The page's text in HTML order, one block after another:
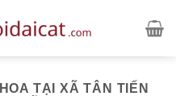
TẠI XÃ TÂN TIẾN